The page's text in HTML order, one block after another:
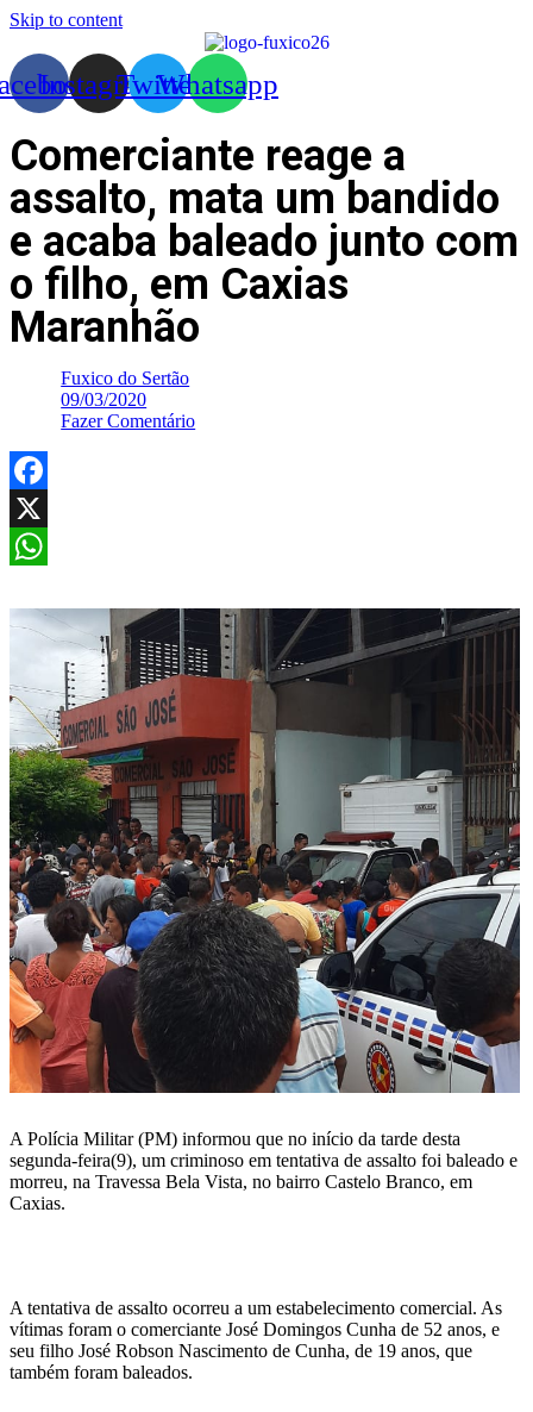
Skip to content
InstagramTwitterWhatsapp
Comerciante reage a
assalto, mata um bandido
e acaba baleado junto com
o filho, em Caxias
Maranhão
Fuxico do Sertão
09/03/2020
Fazer Comentário
Facebook
X
A Polícia Militar (PM) informou que no início da tarde desta
segunda-feira(9), um criminoso em tentativa de assalto foi baleado e
morreu, na Travessa Bela Vista, no bairro Castelo Branco, em
Caxias.
A tentativa de assalto ocorreu a um estabelecimento comercial. As
vítimas foram o comerciante José Domingos Cunha de 52 anos, e
seu filho José Robson Nascimento de Cunha, de 19 anos, que
também foram baleados.